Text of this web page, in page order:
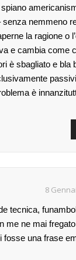
nemmeno
la ragione o
e cambia come
è sbagliato e bla
è
8
tecnica,
me ne mai
fosse una frase